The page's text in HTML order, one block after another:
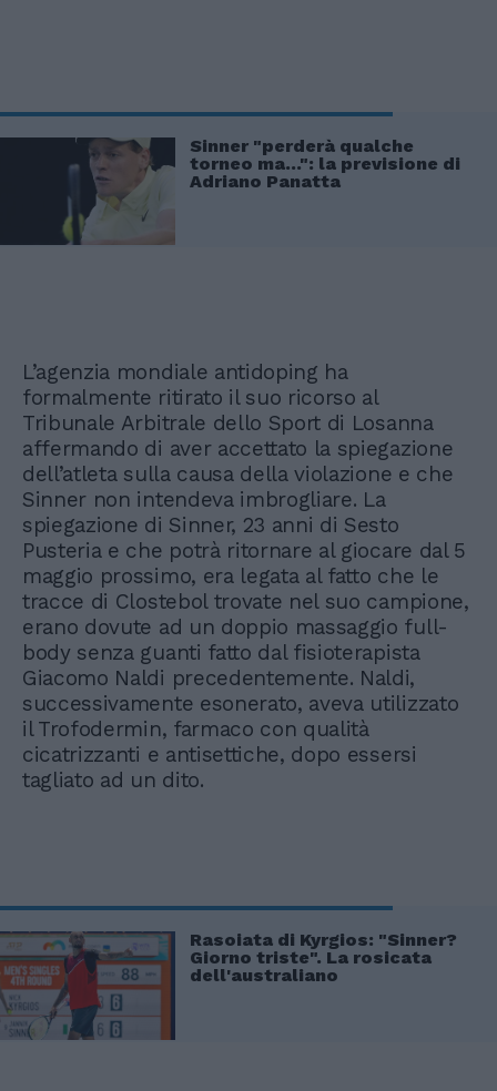
Sinner "perderà qualche
torneo ma...": la previsione di
Adriano Panatta
L’agenzia mondiale antidoping ha
formalmente ritirato il suo ricorso al
Tribunale Arbitrale dello Sport di Losanna
affermando di aver accettato la spiegazione
dell’atleta sulla causa della violazione e che
Sinner non intendeva imbrogliare. La
spiegazione di Sinner, 23 anni di Sesto
Pusteria e che potrà ritornare al giocare dal 5
maggio prossimo, era legata al fatto che le
tracce di Clostebol trovate nel suo campione,
erano dovute ad un doppio massaggio full-
body senza guanti fatto dal fisioterapista
Giacomo Naldi precedentemente. Naldi,
successivamente esonerato, aveva utilizzato
il Trofodermin, farmaco con qualità
cicatrizzanti e antisettiche, dopo essersi
tagliato ad un dito.
Rasoiata di Kyrgios: "Sinner?
Giorno triste". La rosicata
dell'australiano